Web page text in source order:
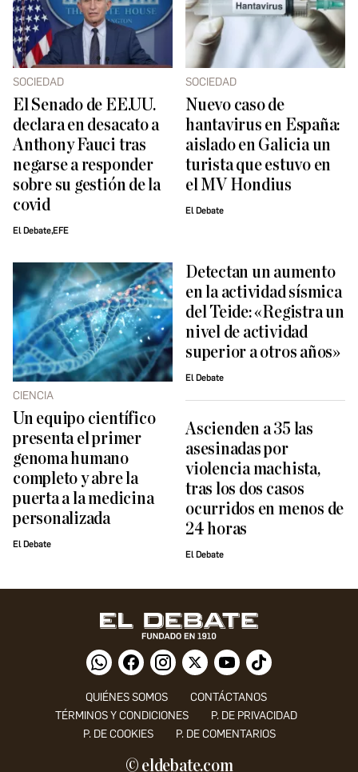
SOCIEDAD
El Senado de EE.UU.
declara en desacato a
Anthony Fauci tras
negarse a responder
sobre su gestión de la
covid
El Debate,EFE
SOCIEDAD
Nuevo caso de
hantavirus en España:
aislado en Galicia un
turista que estuvo en
el MV Hondius
El Debate
CIENCIA
Un equipo científico
presenta el primer
genoma humano
completo y abre la
puerta a la medicina
personalizada
El Debate
Detectan un aumento
en la actividad sísmica
del Teide: «Registra un
nivel de actividad
superior a otros años»
El Debate
Ascienden a 35 las
asesinadas por
violencia machista,
tras los dos casos
ocurridos en menos de
24 horas
El Debate
QUIÉNES SOMOS
CONTÁCTANOS
TÉRMINOS Y CONDICIONES
P. DE PRIVACIDAD
P. DE COOKIES
P. DE COMENTARIOS
© eldebate.com